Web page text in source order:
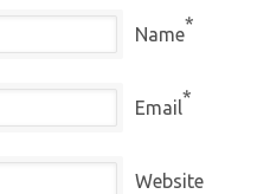
Name*
Email*
Website